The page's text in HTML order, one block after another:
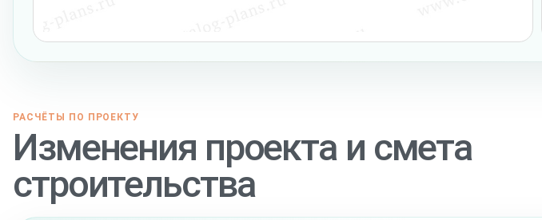
РАСЧЁТЫ ПО ПРОЕКТУ
Изменения проекта и смета
строительства